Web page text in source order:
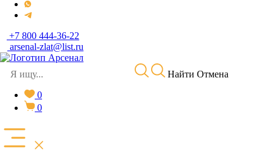
+7 800 444-36-22
arsenal-zlat@list.ru
Найти Отмена
0
0